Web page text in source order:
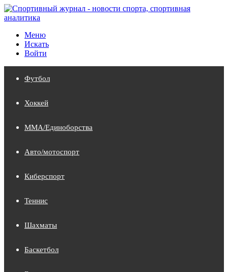
Меню
Искать
Войти
Футбол
Хоккей
MMA/Единоборства
Авто/мотоспорт
Киберспорт
Теннис
Шахматы
Баскетбол